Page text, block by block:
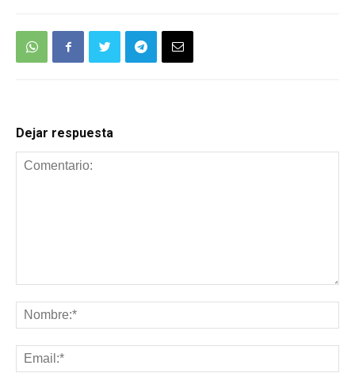
Dejar respuesta